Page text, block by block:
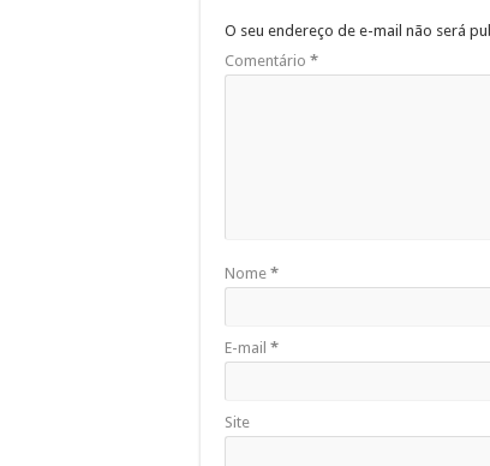
O seu endereço de e-mail não será
Comentário *
Nome *
E-mail *
Site